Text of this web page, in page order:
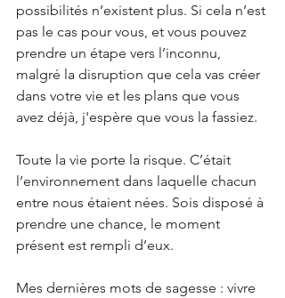
possibilités n’existent plus. Si cela n’est
pas le cas pour vous, et vous pouvez
prendre un étape vers l’inconnu,
malgré la disruption que cela vas créer
dans votre vie et les plans que vous
avez déjà, j'espère que vous la fassiez.
Toute la vie porte la risque. C’était
l’environnement dans laquelle chacun
entre nous étaient nées. Sois disposé à
prendre une chance, le moment
présent est rempli d’eux.
Mes dernières mots de sagesse : vivre